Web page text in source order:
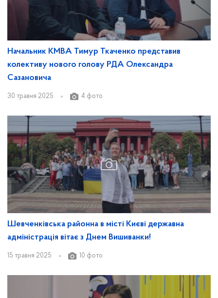
Начальник КМВА Тимур Ткаченко представив
колективу нового голову РДА Олександра
Сазановича
30 травня 2025 4 фото
Шевченківська районна в місті Києві державна
адміністрація вітає з Днем Вишиванки!
15 травня 2025 10 фото